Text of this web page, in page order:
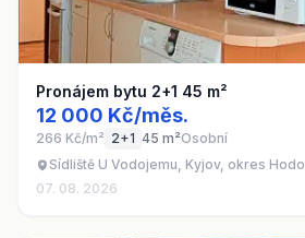
Pronájem bytu 2+1 45 m²
12 000 Kč/měs.
266 Kč/m² 2+1 45 m²Osobní
Sídliště U Vodojemu, Kyjov, okres
07. 08. 2026